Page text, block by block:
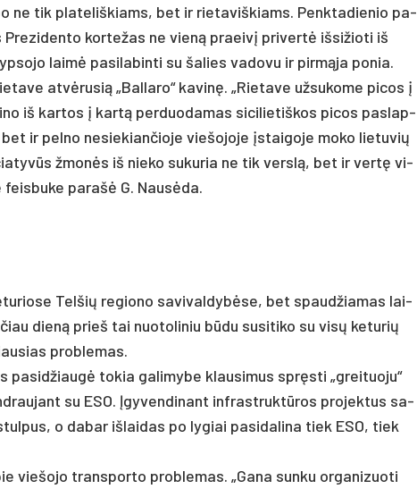
ne tik pla­te­liš­kiams, bet ir rie­ta­viš­kiams. Penk­ta­die­nio pa­
kor­te­žas ne vieną praeivį pri­vertė iš­si­žio­ti iš
laimė pa­si­la­bin­ti su ša­lies va­do­vu ir pirmą­ja po­nia.
at­vėru­sią „Bal­la­ro“ ka­vinę. „Rie­ta­ve už­su­ko­me pi­cos į
iš kar­tos į kartą per­duo­da­mas si­ci­lie­tiš­kos pi­cos pa­slap­
ir pel­no ne­sie­kian­čio­je vie­šo­jo­je įstai­go­je mo­ko lie­tu­vių
žmonės iš nie­ko su­ku­ria ne tik verslą, bet ir vertę vi­
pa­rašė G. Nausė­da.
Tel­šių re­gio­no sa­vi­val­dybė­se, bet spaud­žia­mas lai­
dieną prie­š tai nuo­to­li­niu būdu su­si­ti­ko su visų ke­tu­rių
pro­ble­mas.
to­kia ga­li­my­be klau­si­mus spręsti „grei­tuo­ju“
su ESO. Įgy­ven­di­nant inf­rast­ruktū­ros pro­jek­tus sa­
o da­bar iš­lai­das po ly­giai pa­si­da­li­na tiek ESO, tiek
vie­šo­jo trans­por­to pro­ble­mas. „Ga­na sun­ku or­ga­ni­zuo­ti